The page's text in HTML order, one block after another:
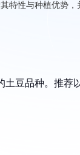
特性与种植优势
豆品种。推荐